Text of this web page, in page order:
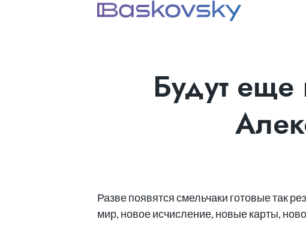
Будут еще
Разве появятся смельчаки готовые так
мир, новое исчисление, новые карты,